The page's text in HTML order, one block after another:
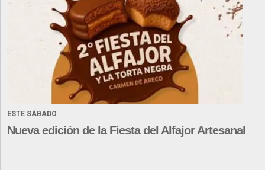
ESTE SÁBADO
Nueva edición de la Fiesta del Alfajor Artesanal